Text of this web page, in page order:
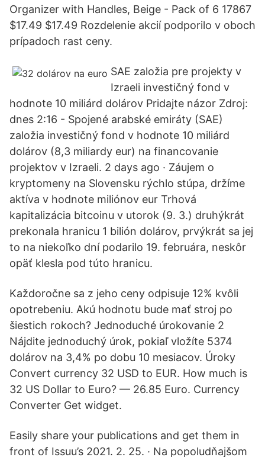
Organizer with Handles, Beige - Pack of 6 17867
$17.49 $17.49 Rozdelenie akcií podporilo v oboch
prípadoch rast ceny.
SAE založia pre projekty v
Izraeli investičný fond v
hodnote 10 miliárd dolárov Pridajte názor Zdroj:
dnes 2:16 - Spojené arabské emiráty (SAE)
založia investičný fond v hodnote 10 miliárd
dolárov (8,3 miliardy eur) na financovanie
projektov v Izraeli. 2 days ago · Záujem o
kryptomeny na Slovensku rýchlo stúpa, držíme
aktíva v hodnote miliónov eur Trhová
kapitalizácia bitcoinu v utorok (9. 3.) druhýkrát
prekonala hranicu 1 bilión dolárov, prvýkrát sa jej
to na niekoľko dní podarilo 19. februára, neskôr
opäť klesla pod túto hranicu.
Každoročne sa z jeho ceny odpisuje 12% kvôli
opotrebeniu. Akú hodnotu bude mať stroj po
šiestich rokoch? Jednoduché úrokovanie 2
Nájdite jednoduchý úrok, pokiaľ vložíte 5374
dolárov na 3,4% po dobu 10 mesiacov. Úroky
Convert currency 32 USD to EUR. How much is
32 US Dollar to Euro? — 26.85 Euro. Currency
Converter Get widget.
Easily share your publications and get them in
front of Issuu’s 2021. 2. 25. · Na popoludňajšom